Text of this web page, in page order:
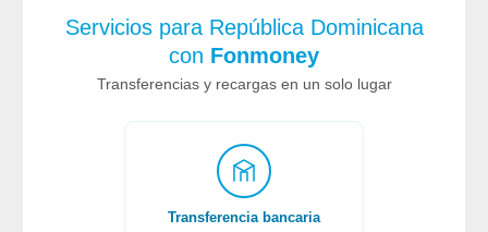
Servicios para República Dominicana
con Fonmoney
Transferencias y recargas en un solo lugar
Transferencia bancaria